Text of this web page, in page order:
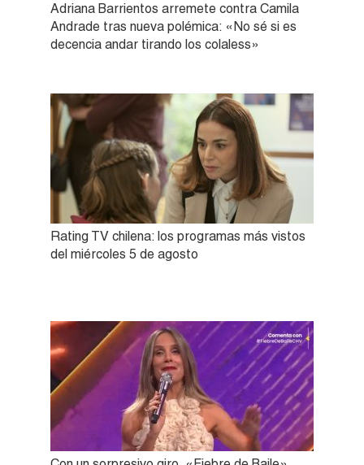
Adriana Barrientos arremete contra Camila
Andrade tras nueva polémica: «No sé si es
decencia andar tirando los colaless»
Rating TV chilena: los programas más vistos
del miércoles 5 de agosto